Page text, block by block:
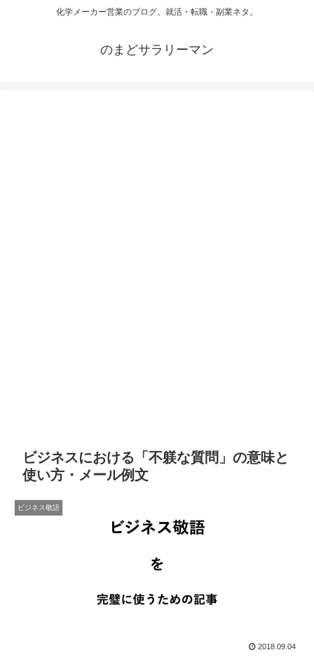
化学メーカー営業のブログ。就活・転職・副業ネタ。
のまどサラリーマン
ビジネスにおける「不躾な質問」の意味と
使い方・メール例文
ビジネス敬語
2018.09.04